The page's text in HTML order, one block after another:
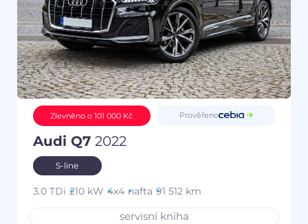
Zlevněno o 101 000 Kč Prověřeno
Audi Q7 2022
S-line
3.0 TDi 210 kW 4x4 nafta 91 512 km
servisní kniha